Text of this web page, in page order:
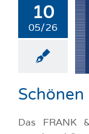
10
05/26
Das FRANK